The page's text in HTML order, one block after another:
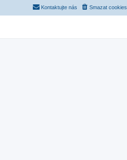
Smazat cookies
Kontaktujte nás